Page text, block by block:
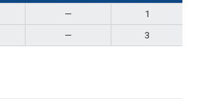
— 1
— 3